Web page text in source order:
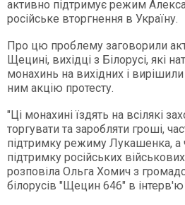
активно підтримує режим
російське вторгнення в Україну.
Про цю проблему заговорили
Щецині, вихідці з Білорусі, які
монахинь на вихідних і
ним акцію протесту.
"Ці монахині їздять на всілякі
торгувати та заробляти гроші,
підтримку режиму Лукашенка, а
підтримку російських
розповіла Ольга Хомич з
білорусів "Щецин 646" в